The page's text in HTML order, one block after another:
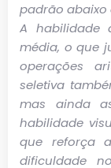
padrão abaixo
A habilidade
média, o que
operações
seletiva
mas ainda
habilidade
que reforça
dificuldade